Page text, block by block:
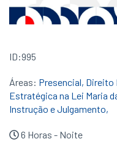
ID:995
Áreas: Presencial, Direito
Estratégica na Lei Maria
Instrução e Julgamento,
6 Horas - Noite